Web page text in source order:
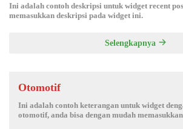
Ini adalah contoh deskripsi untuk widget recent
memasukkan deskripsi pada widget ini.
Selengkapnya
Otomotif
Ini adalah contoh keterangan untuk widget
otomotif, anda bisa dengan mudah